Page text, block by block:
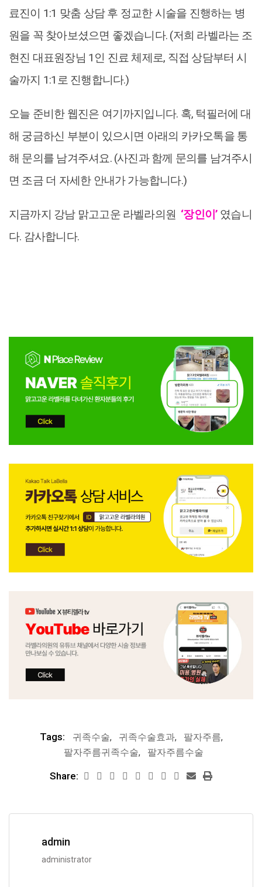
료진이 1:1 맞춤 상담 후 정교한 시술을 진행하는 병
원을 꼭 찾아보셨으면 좋겠습니다. (저희 라벨라는 조
현진 대표원장님 1인 진료 체제로, 직접 상담부터 시
술까지 1:1로 진행합니다.)
오늘 준비한 웹진은 여기까지입니다. 혹, 턱필러에 대
해 궁금하신 부분이 있으시면 아래의 카카오톡을 통
해 문의를 남겨주셔요. (사진과 함께 문의를 남겨주시
면 조금 더 자세한 안내가 가능합니다.)
지금까지 강남 맑고고운 라벨라의원 ‘장인이’ 였습니
다. 감사합니다.
Tags: 귀족수술, 귀족수술효과, 팔자주름,
팔자주름귀족수술, 팔자주름수술
Share:
admin
administrator